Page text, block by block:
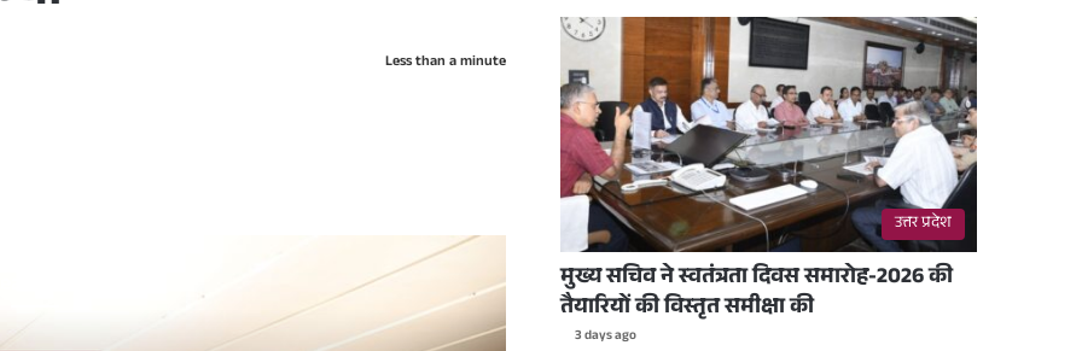
Less than a minute
उत्तर प्रदेश
मुख्य सचिव ने स्वतंत्रता दिवस समारोह-2026 की
तैयारियों की विस्तृत समीक्षा की
3 days ago